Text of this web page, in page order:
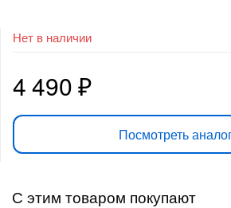
Нет в наличии
4 490₽
Посмотреть
С этим товаром покупают